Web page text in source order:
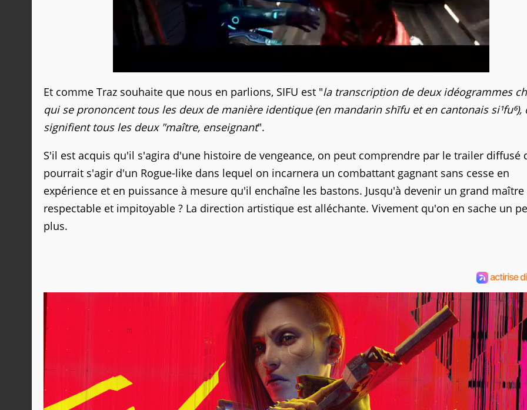
Et comme Traz souhaite que nous en parlions, SIFU est "la transcription de deux idéogrammes
qui se prononcent tous les deux de manière identique (en mandarin shīfu et en cantonais si¹fu⁶),
signifient tous les deux "maître, enseignant".
S'il est acquis qu'il s'agira d'une histoire de vengeance, on peut comprendre par le trailer diffusé
pourrait s'agir d'un Rogue-like dans lequel on incarnera un combattant gagnant sans cesse en
expérience et en puissance à mesure qu'il enchaîne les bastons. Jusqu'à devenir un grand maître
respectable et impitoyable ? La direction artistique est alléchante. Vivement qu'on en sache un
plus.